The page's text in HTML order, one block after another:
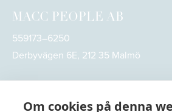
MACC PEOPLE AB
559173–6250
Derbyvägen 6E, 212 35 Malmö
Om cookies på denna